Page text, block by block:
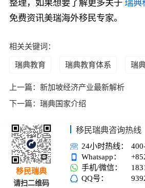
整理，如果想要了解更多关于 瑞典
免费资讯美瑞海外移民专家。
相关关键词：
瑞典教育 瑞典教育体系 瑞
上一篇： 新加坡经济产业最新解析
下一篇： 瑞典国家介绍
移民瑞典
请扫二维码
移民瑞典咨询热线
24小时热线：
Whatsapp：
手机/微信：
QQ号：